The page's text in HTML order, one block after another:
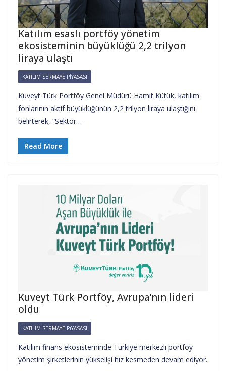
Katılım esaslı portföy yönetim
ekosisteminin büyüklüğü 2,2 trilyon
liraya ulaştı
KATILIM SERMAYE PIYASASI
Kuveyt Türk Portföy Genel Müdürü Hamit Kütük, katılım
fonlarının aktif büyüklüğünün 2,2 trilyon liraya ulaştığını
belirterek, “Sektör…
Read More
Kuveyt Türk Portföy, Avrupa’nın lideri
oldu
KATILIM SERMAYE PIYASASI
Katılım finans ekosisteminde Türkiye merkezli portföy
yönetim şirketlerinin yükselişi hız kesmeden devam ediyor.